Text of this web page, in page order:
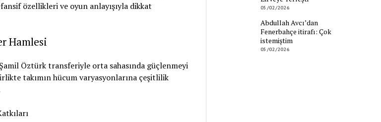
özellikleri ve oyun anlayışıyla dikkat
Hamlesi
Öztürk transferiyle orta sahasında güçlenmeyi
takımın hücum varyasyonlarına çeşitlilik
05/02/2026
Abdullah Avcı’dan
Fenerbahçe itirafı: Çok
istemiştim
05/02/2026